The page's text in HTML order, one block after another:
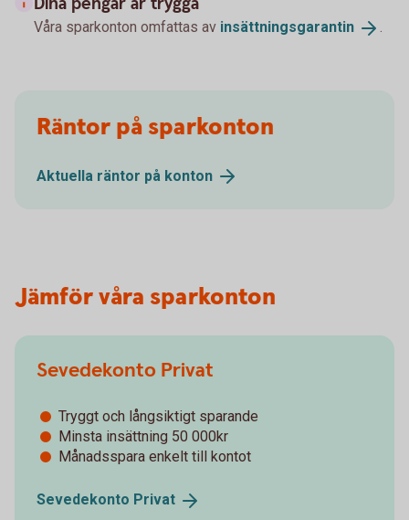
Våra sparkonton omfattas av insättningsgarantin
Räntor på sparkonton
Aktuella räntor på konton
Jämför våra sparkonton
Sevedekonto Privat
Tryggt och långsiktigt sparande
Minsta insättning 50 000kr
Månadsspara enkelt till kontot
Sevedekonto Privat